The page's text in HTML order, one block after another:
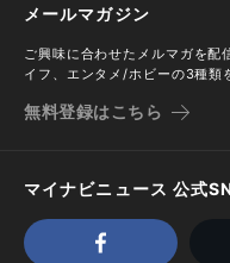
メールマガジン
ご興味に合わせたメルマガを配
イフ、エンタメ/ホビーの3種類
無料登録はこちら
マイナビニュース 公式